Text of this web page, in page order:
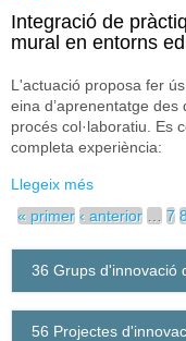
Grau de
Integració de
mural en entorns
L'actuació proposa fer
eina d’aprenentatge des
procés col·laboratiu. Es
completa experiència:
Llegeix més
mural en
Pàgines
« primer ‹ anterior 7
36 Grups d'innovació
56 Projectes